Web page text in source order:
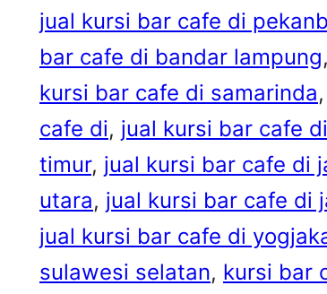
jual kursi bar cafe di
bar cafe di bandar lampung,
kursi bar cafe di samarinda,
cafe di, jual kursi bar cafe
timur, jual kursi bar cafe di
utara, jual kursi bar cafe di
jual kursi bar cafe di
sulawesi selatan, kursi bar